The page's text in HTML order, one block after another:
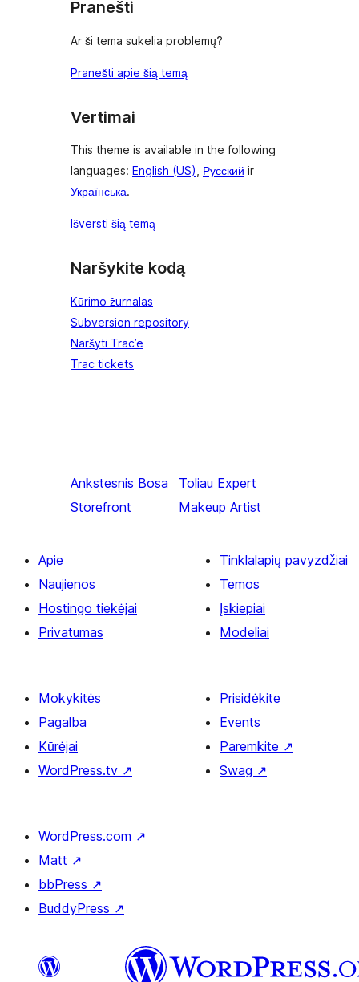
Pranešti
Ar ši tema sukelia problemų?
Pranešti apie šią temą
Vertimai
This theme is available in the following
languages: English (US), Русский ir
Українська.
Išversti šią temą
Naršykite kodą
Kūrimo žurnalas
Subversion repository
Naršyti Trac’e
Trac tickets
Ankstesnis Bosa
Storefront
Toliau Expert
Makeup Artist
Apie
Naujienos
Hostingo tiekėjai
Privatumas
Tinklalapių pavyzdžiai
Temos
Įskiepiai
Modeliai
Mokykitės
Pagalba
Kūrėjai
WordPress.tv ↗
Prisidėkite
Events
Paremkite ↗
Swag ↗
WordPress.com ↗
Matt ↗
bbPress ↗
BuddyPress ↗